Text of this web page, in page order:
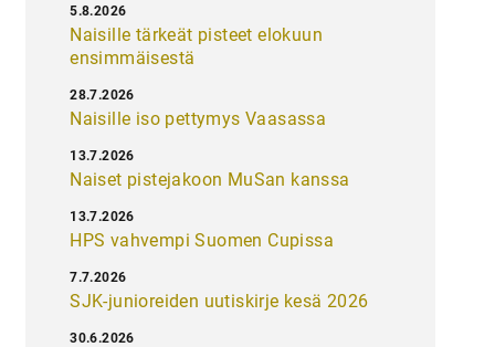
Naisille tärkeät pisteet elokuun
ensimmäisestä
5.8.2026
Naisille iso pettymys Vaasassa
28.7.2026
Naiset pistejakoon MuSan kanssa
13.7.2026
HPS vahvempi Suomen Cupissa
13.7.2026
SJK-junioreiden uutiskirje kesä 2026
7.7.2026
30.6.2026